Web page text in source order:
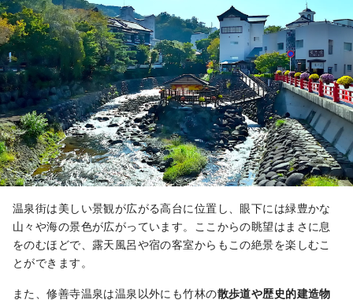
温泉街は美しい景観が広がる高台に位置し、眼下には緑豊かな
山々や海の景色が広がっています。ここからの眺望はまさに息
をのむほどで、露天風呂や宿の客室からもこの絶景を楽しむこ
とができます。
また、修善寺温泉は温泉以外にも竹林の散歩道や歴史的建造物